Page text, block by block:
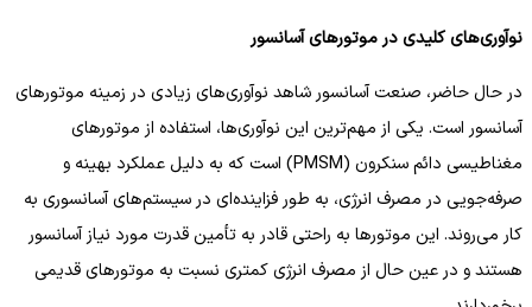
نوآوری‌های کلیدی در موتورهای آسانسور
در حال حاضر، صنعت آسانسور شاهد نوآوری‌های زیادی در زمینه موتورهای
آسانسور است. یکی از مهم‌ترین این نوآوری‌ها، استفاده از موتورهای
مغناطیسی دائم سنکرون (PMSM) است که به دلیل عملکرد بهینه و
صرفه‌جویی در مصرف انرژی، به طور فزاینده‌ای در سیستم‌های آسانسوری به
کار می‌روند. این موتورها به راحتی قادر به تأمین قدرت مورد نیاز آسانسور
هستند و در عین حال از مصرف انرژی کمتری نسبت به موتورهای قدیمی